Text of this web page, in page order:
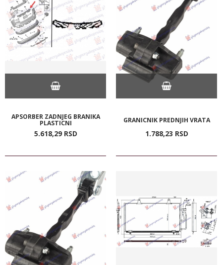
APSORBER ZADNJEG BRANIKA
PLASTICNI
5.618,29 RSD
GRANICNIK PREDNJIH VRATA
1.788,23 RSD